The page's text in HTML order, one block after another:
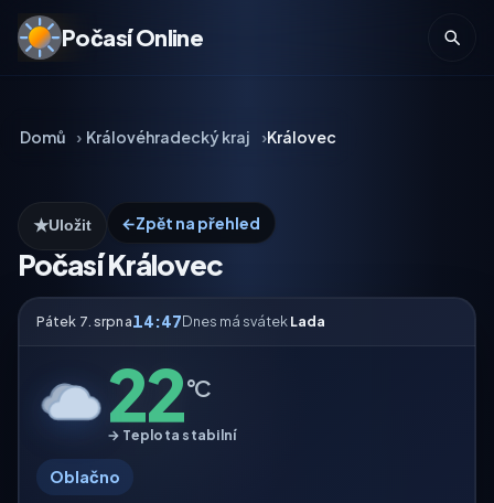
Počasí Online
Domů Královéhradecký kraj Královec
←Zpět na přehled
Počasí Královec
★Uložit
Pátek 7. srpna14:47Dnes má svátekLada
22°C
→ Teplota stabilní
Oblačno